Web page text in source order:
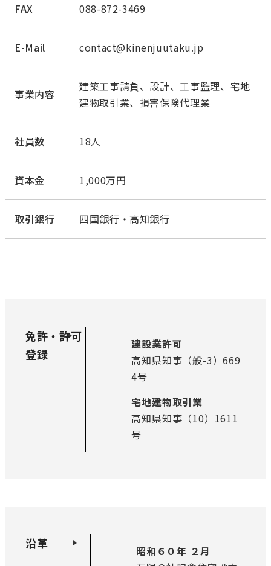
FAX 088-872-3469
E-Mail contact@kinenjuutaku.jp
事業内容
建築工事請負、設計、工事監理、宅地
建物取引業、損害保険代理業
社員数 18人
資本金 1,000万円
取引銀行 四国銀行・高知銀行
免許・許可
登録
建設業許可
高知県知事（般-3）669
4号
宅地建物取引業
高知県知事（10）1611
号
沿革
昭和６０年 ２月